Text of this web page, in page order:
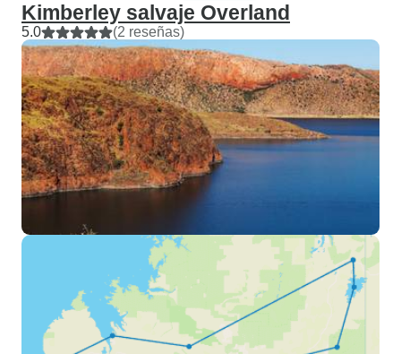
Kimberley salvaje Overland
5.0 (2 reseñas)